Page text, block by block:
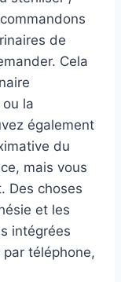
de
Cela
la
également
du
mais vous
Des choses
et les
intégrées
téléphone,